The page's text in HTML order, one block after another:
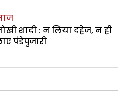
शादी : न लिया दहेज, न ही
पंडेपुजारी